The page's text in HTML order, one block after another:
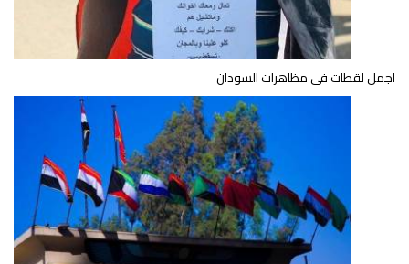
اجمل لقطات فى مظاهرات السودان